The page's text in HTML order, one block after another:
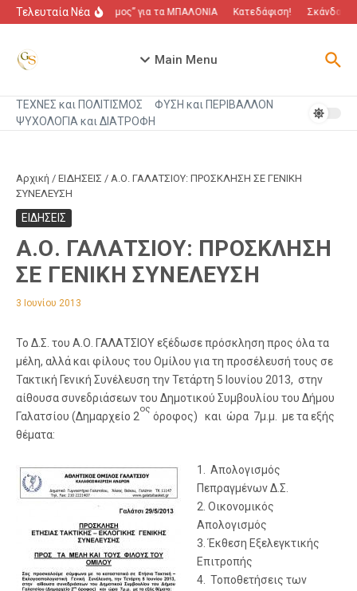
Μετάβαση στο περιεχόμενο
Τελευταία Νέα“Πόλεμος” για τα ΜΠΑΛΟΝΙΑ Κατεδάφιση! Σκάνδαλο
Main Menu
ΤΕΧΝΕΣ και ΠΟΛΙΤΙΣΜΟΣ
ΦΥΣΗ και ΠΕΡΙΒΑΛΛΟΝ
ΨΥΧΟΛΟΓΙΑ και ΔΙΑΤΡΟΦΗ
Αρχική / ΕΙΔΗΣΕΙΣ / Α.Ο. ΓΑΛΑΤΣΙΟΥ: ΠΡΟΣΚΛΗΣΗ ΣΕ ΓΕNΙKΗ
ΣΥΝΕΛΕΥΣΗ
ΕΙΔΗΣΕΙΣ
Α.Ο. ΓΑΛΑΤΣΙΟΥ: ΠΡΟΣΚΛΗΣΗ
ΣΕ ΓΕNΙKΗ ΣΥΝΕΛΕΥΣΗ
3 Ιουνίου 2013
To Δ.Σ. του Α.Ο. ΓΑΛΑΤΣΙΟΥ εξέδωσε πρόσκληση προς όλα τα
μέλη, αλλά και φίλους του Ομίλου για τη προσέλευσή τους σε
Τακτική Γενική Συνέλευση την Τετάρτη 5 Ιουνίου 2013, στην
αίθουσα συνεδριάσεων του Δημοτικού Συμβουλίου του Δήμου
Γαλατσίου (Δημαρχείο 2
ος
όροφος) και ώρα 7μ.μ. με τα εξής
θέματα:
1. Απολογισμός
Πεπραγμένων Δ.Σ.
2. Οικονομικός
Απολογισμός
3. Έκθεση Εξελεγκτικής
Επιτροπής
4. Τοποθετήσεις των